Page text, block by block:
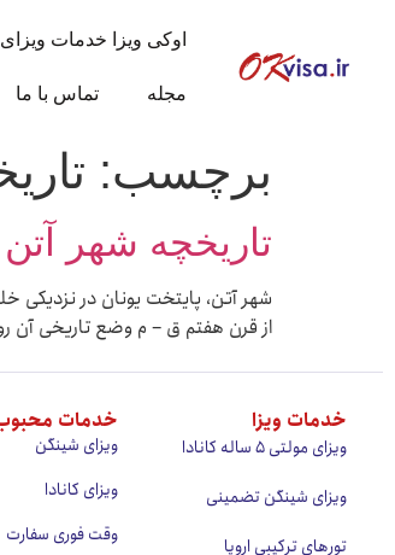
اوکی ویزا خدمات ویزای
مجله تماس با ما
برچسب:
تاریخچه شهر آتن
شهر آتن، پایتخت یونان در نزدیکی
از قرن هفتم ق – م وضع تاریخی آن
خدمات ویزا
ویزای مولتی ۵ ساله کانادا
ویزای شینگن تضمینی
تورهای ترکیبی اروپا
خدمات
ویزای شینگن
ویزای کانادا
وقت فوری سفارت